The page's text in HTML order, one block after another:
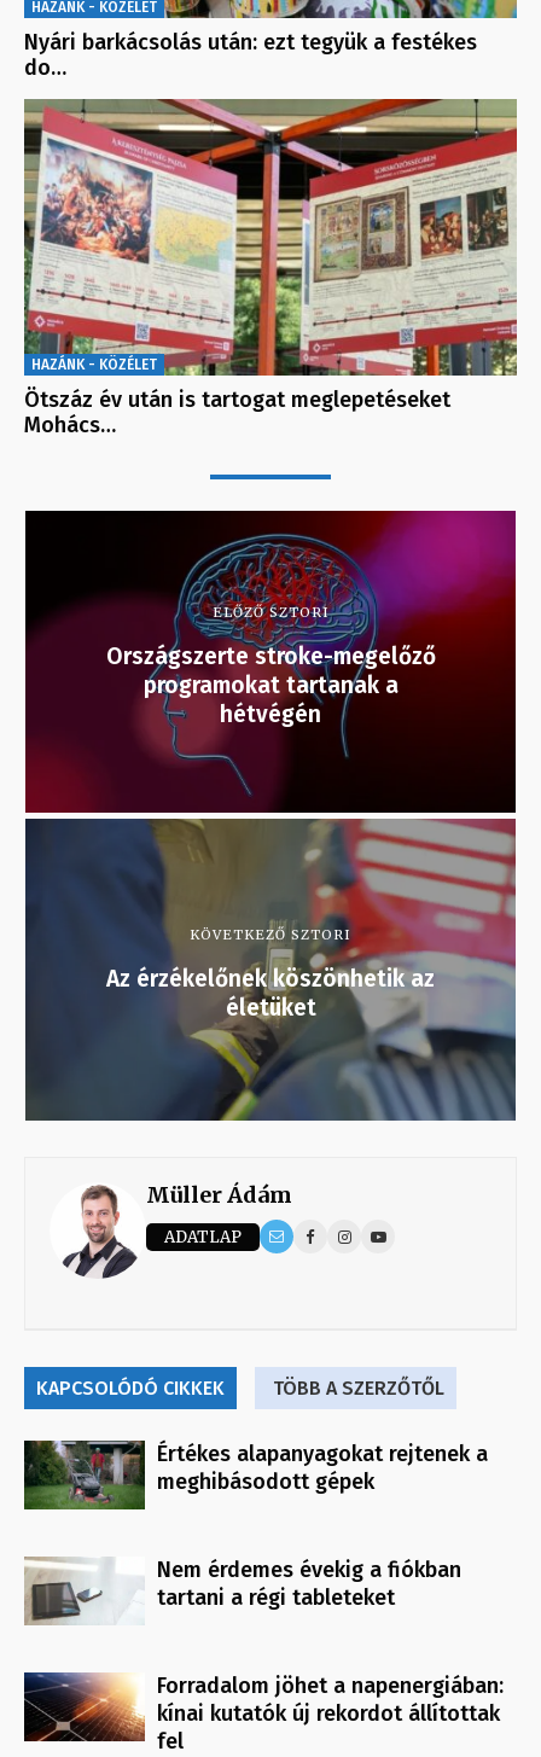
HAZÁNK - KÖZÉLET
Nyári barkácsolás után: ezt tegyük a festékes
do…
HAZÁNK - KÖZÉLET
Ötszáz év után is tartogat meglepetéseket
Mohács…
ELŐZŐ SZTORI
Országszerte stroke-megelőző
programokat tartanak a
hétvégén
KÖVETKEZŐ SZTORI
Az érzékelőnek köszönhetik az
életüket
Müller Ádám
ADATLAP
KAPCSOLÓDÓ CIKKEK TÖBB A SZERZŐTŐL
Értékes alapanyagokat rejtenek a
meghibásodott gépek
Nem érdemes évekig a fiókban
tartani a régi tableteket
Forradalom jöhet a napenergiában:
kínai kutatók új rekordot állítottak
fel